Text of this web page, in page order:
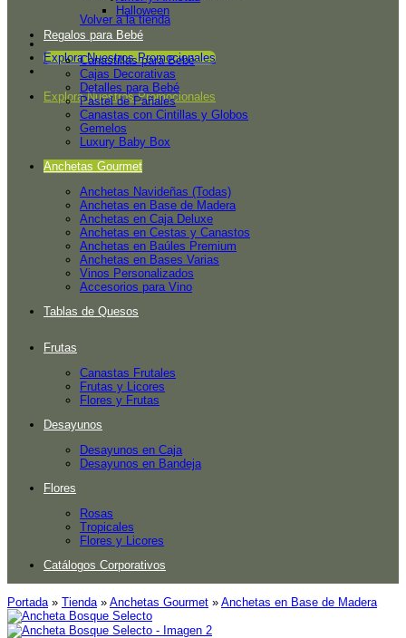
Volver a la tienda
Explora Nuestros Promocionales
Explora Nuestros Promocionales
Halloween
Regalos para Bebé
Canastillas para Bebé
Cajas Decorativas
Detalles para Bebé
Pastel de Pañales
Canastas con Cintillas y Globos
Gemelos
Luxury Baby Box
Anchetas Gourmet
Anchetas Navideñas (Todas)
Anchetas en Base de Madera
Anchetas en Caja Deluxe
Anchetas en Cestas y Canastos
Anchetas en Baúles Premium
Anchetas en Bases Varias
Vinos Personalizados
Accesorios para Vino
Tablas de Quesos
Frutas
Canastas Frutales
Frutas y Licores
Flores y Frutas
Desayunos
Desayunos en Caja
Desayunos en Bandeja
Flores
Rosas
Tropicales
Flores y Licores
Catálogos Corporativos
Portada » Tienda » Anchetas Gourmet » Anchetas en Base de Madera